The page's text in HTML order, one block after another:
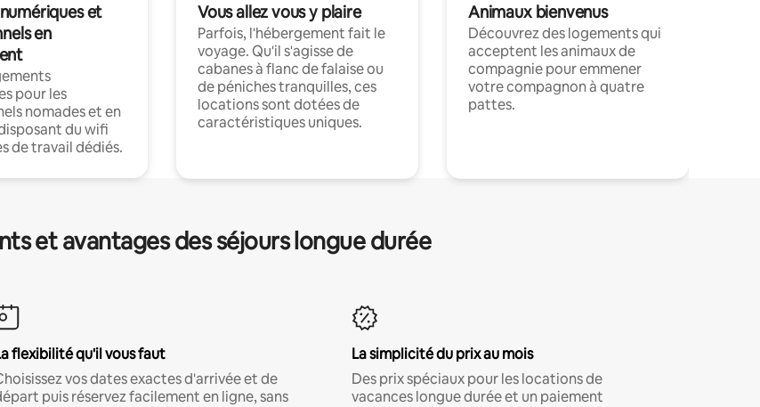
et
en
pour les
nomades et en
du wifi
de travail dédiés.
Vous allez vous y plaire
Parfois, l'hébergement fait le
voyage. Qu'il s'agisse de
cabanes à flanc de falaise ou
de péniches tranquilles, ces
locations sont dotées de
caractéristiques uniques.
Animaux bienvenus
Découvrez des logements qui
acceptent les animaux de
compagnie pour emmener
votre compagnon à quatre
pattes.
et avantages des séjours longue durée
flexibilité qu'il vous faut
vos dates exactes d'arrivée et de
puis réservez facilement en ligne, sans
La simplicité du prix au mois
Des prix spéciaux pour les locations de
vacances longue durée et un paiement